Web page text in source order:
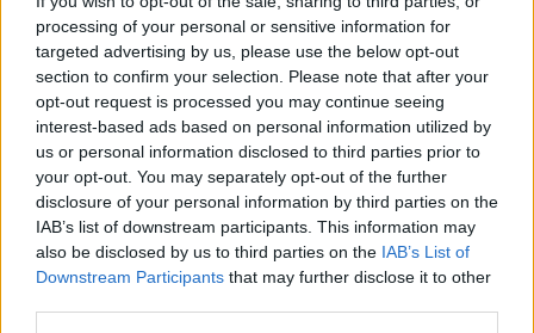
processing of your personal or sensitive information for
targeted advertising by us, please use the below opt-out
section to confirm your selection. Please note that after your
opt-out request is processed you may continue seeing
interest-based ads based on personal information utilized by
us or personal information disclosed to third parties prior to
your opt-out. You may separately opt-out of the further
disclosure of your personal information by third parties on the
IAB’s list of downstream participants. This information may
also be disclosed by us to third parties on the IAB’s List of
Downstream Participants that may further disclose it to other
AUTORE
AiAdhubMedia